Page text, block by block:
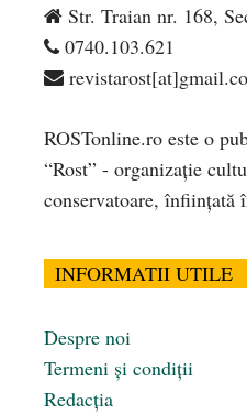
Str. Traian nr. 168,
0740.103.621
ROSTonline.ro este o
“Rost” - organizaţie
conservatoare, înfiinţată
INFORMATII UTILE
Despre noi
Termeni și condiții
Redacția